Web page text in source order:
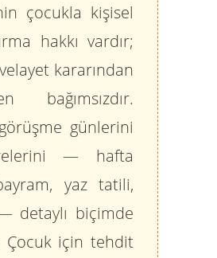
çocukla kişisel
hakkı vardır;
kararından
bağımsızdır.
günlerini
— hafta
yaz tatili,
— detaylı biçimde
Çocuk için tehdit